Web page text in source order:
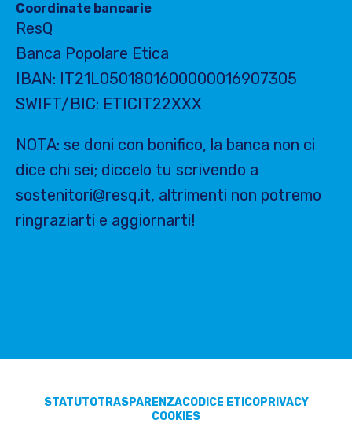
Coordinate bancarie
ResQ
Banca Popolare Etica
IBAN: IT21L0501801600000016907305
SWIFT/BIC: ETICIT22XXX
NOTA: se doni con bonifico, la banca non ci
dice chi sei; diccelo tu scrivendo a
sostenitori@resq.it, altrimenti non potremo
ringraziarti e aggiornarti!
STATUTOTRASPARENZACODICE ETICOPRIVACY
COOKIES